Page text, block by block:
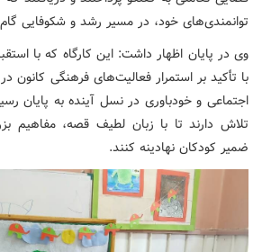
توانمندی‌های خود، در مسیر رشد و شکوفایی گام
وی در پایان اظهار داشت: این کارگاه که با
با تأکید بر استمرار فعالیت‌های فرهنگی
اجتماعی و خودباوری در نسل آینده به پایان
تلاش دارند تا با زبان لطیف قصه، مفاهیم
ضمیر کودکان نهادینه کنند.